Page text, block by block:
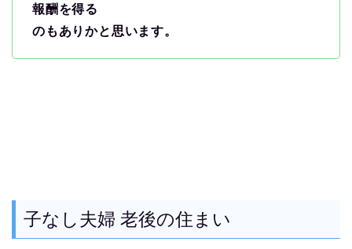
報酬を得る
のもありかと思います。
子なし夫婦 老後の住まい